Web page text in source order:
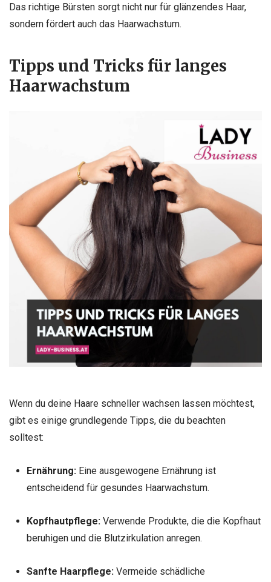
Das richtige Bürsten sorgt nicht nur für glänzendes Haar,
sondern fördert auch das Haarwachstum.
Tipps und Tricks für langes
Haarwachstum
Wenn du deine Haare schneller wachsen lassen möchtest,
gibt es einige grundlegende Tipps, die du beachten
solltest:
Ernährung:Eine ausgewogene Ernährung ist
entscheidend für gesundes Haarwachstum.
Kopfhautpflege:Verwende Produkte, die die Kopfhaut
beruhigen und die Blutzirkulation anregen.
Sanfte Haarpflege:Vermeide schädliche